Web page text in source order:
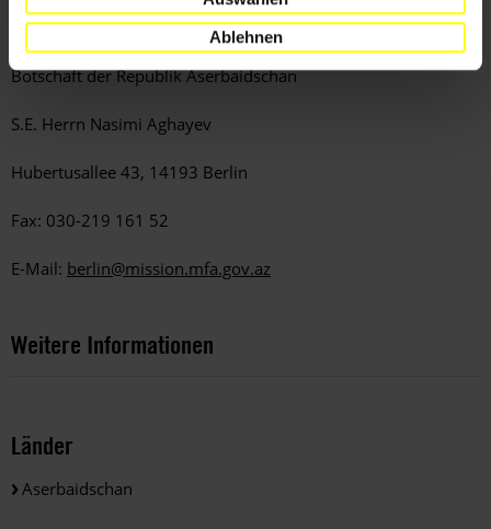
Ablehnen
Sende eine Kopie an
Botschaft der Republik Aserbaidschan
S.E. Herrn Nasimi Aghayev
Hubertusallee 43, 14193 Berlin
Fax: 030-219 161 52
E-Mail: berlin@mission.mfa.gov.az
Weitere Informationen
Länder
Aserbaidschan